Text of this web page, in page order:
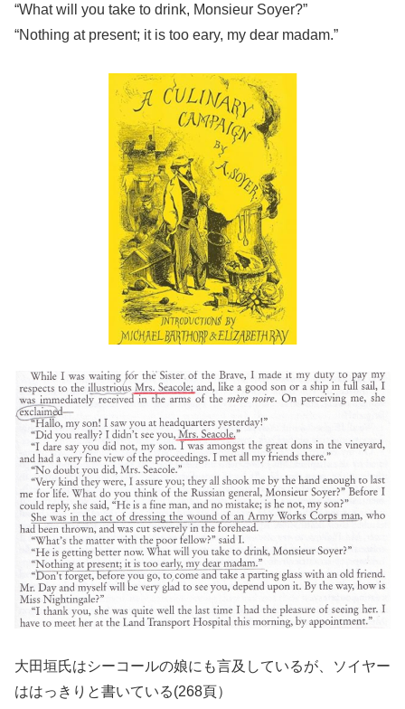
“What will you take to drink, Monsieur Soyer?”
“Nothing at present; it is too eary, my dear madam.”
大田垣氏はシーコールの娘にも言及しているが、ソイヤー
ははっきりと書いている(268頁）